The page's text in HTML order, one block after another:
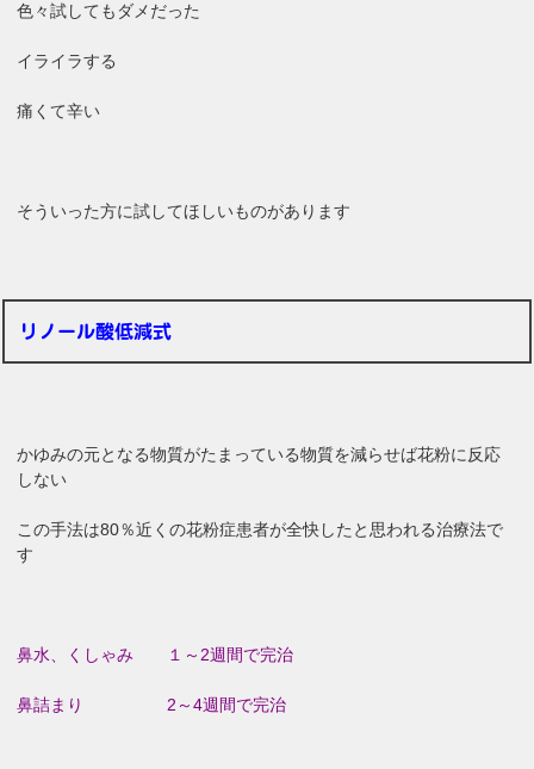
色々試してもダメだった
イライラする
痛くて辛い
そういった方に試してほしいものがあります
リノール酸低減式
かゆみの元となる物質がたまっている物質を減らせば花粉に反応
しない
この手法は80％近くの花粉症患者が全快したと思われる治療法で
す
鼻水、くしゃみ １～2週間で完治
鼻詰まり 2～4週間で完治